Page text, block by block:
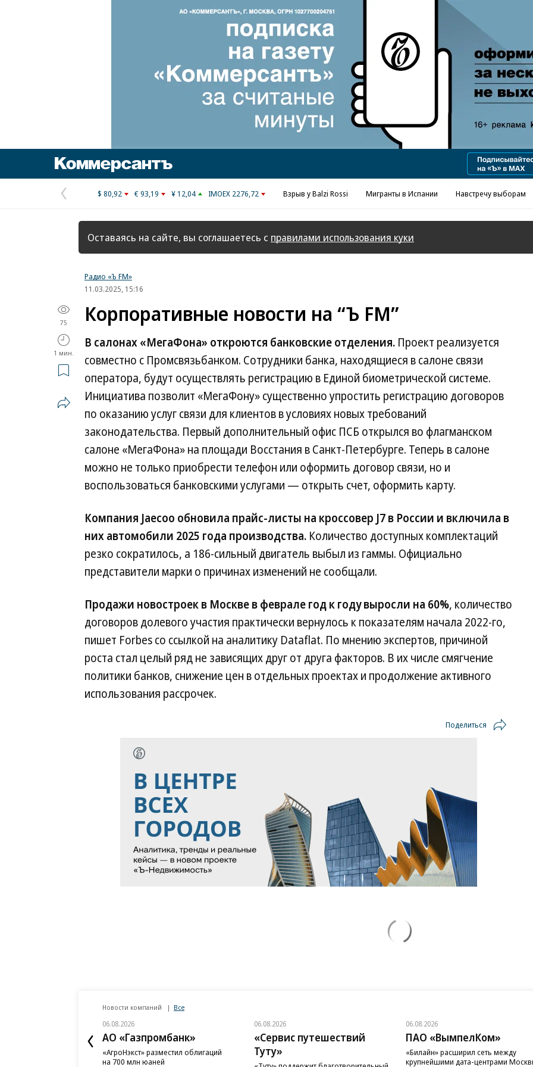
Реклама в «Ъ» www.kommersant.ru/ad
Предыдущая
страница
$ 80,92 € 93,19 ¥ 12,04 IMOEX 2276,72 Взрыв у Balzi Rossi Мигранты в Испании Навстречу выборам
Оставаясь на сайте, вы соглашаетесь с правилами использования куки
Радио «Ъ FM»
11.03.2025, 15:16
75
1 мин.
Корпоративные новости на “Ъ FM”
В салонах «МегаФона» откроются банковские отделения. Проект реализуется
совместно с Промсвязьбанком. Сотрудники банка, находящиеся в салоне связи
оператора, будут осуществлять регистрацию в Единой биометрической системе.
Инициатива позволит «МегаФону» существенно упростить регистрацию договоров
по оказанию услуг связи для клиентов в условиях новых требований
законодательства. Первый дополнительный офис ПСБ открылся во флагманском
салоне «МегаФона» на площади Восстания в Санкт-Петербурге. Теперь в салоне
можно не только приобрести телефон или оформить договор связи, но и
воспользоваться банковскими услугами — открыть счет, оформить карту.
Компания Jaecoo обновила прайс-листы на кроссовер J7 в России и включила в
них автомобили 2025 года производства. Количество доступных комплектаций
резко сократилось, а 186-сильный двигатель выбыл из гаммы. Официально
представители марки о причинах изменений не сообщали.
Продажи новостроек в Москве в феврале год к году выросли на 60%, количество
договоров долевого участия практически вернулось к показателям начала 2022-го,
пишет Forbes со ссылкой на аналитику Dataflat. По мнению экспертов, причиной
роста стал целый ряд не зависящих друг от друга факторов. В их числе смягчение
политики банков, снижение цен в отдельных проектах и продолжение активного
использования рассрочек.
Поделиться
Новости компаний Все
06.08.2026
АО «Газпромбанк»
«АгроНэкст» разместил облигаций
на 700 млн юаней
06.08.2026
«Сервис путешествий
Туту»
06.08.2026
ПАО «ВымпелКом»
«Билайн» расширил сеть между
крупнейшими дата-центрами